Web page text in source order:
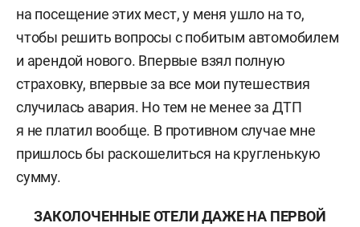
на посещение этих мест, у меня ушло на то,
чтобы решить вопросы с побитым автомобилем
и арендой нового. Впервые взял полную
страховку, впервые за все мои путешествия
случилась авария. Но тем не менее за ДТП
я не платил вообще. В противном случае мне
пришлось бы раскошелиться на кругленькую
сумму.
ЗАКОЛОЧЕННЫЕ ОТЕЛИ ДАЖЕ НА ПЕРВОЙ